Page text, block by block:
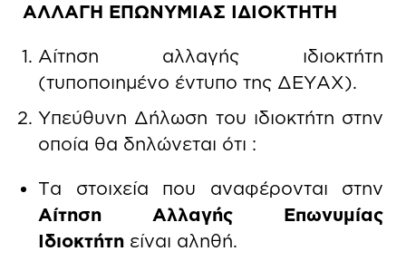
ΑΛΛΑΓΗ ΕΠΩΝΥΜΙΑΣ ΙΔΙΟΚΤΗΤΗ
Αίτηση αλλαγής ιδιοκτήτη
(τυποποιημένο έντυπο της ΔΕΥΑΧ).
Υπεύθυνη Δήλωση του ιδιοκτήτη στην
οποία θα δηλώνεται ότι :
Τα στοιχεία που αναφέρονται στην
Αίτηση Αλλαγής Επωνυμίας
Ιδιοκτήτη είναι αληθή.